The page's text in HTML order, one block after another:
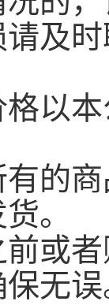
及
以
的
。
或
无